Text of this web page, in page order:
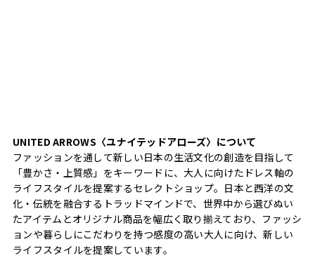
UNITED ARROWS〈ユナイテッドアローズ〉について
ファッションを通して新しい日本の生活文化の創造を目指して
「豊かさ・上質感」をキーワードに、大人に向けたドレス軸の
ライフスタイルを提案するセレクトショップ。日本と西洋の文
化・伝統を融合するトラッドマインドで、世界中から選びぬい
たアイテムとオリジナル商品を幅広く取り揃えており、ファッシ
ョンや暮らしにこだわりを持つ感度の高い大人に向け、新しい
ライフスタイルを提案しています。